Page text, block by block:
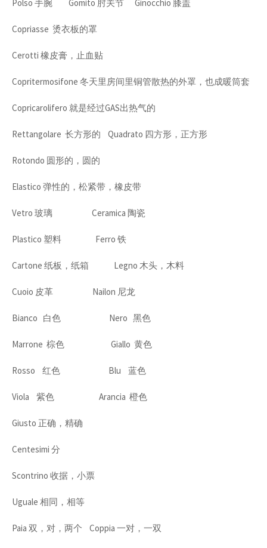
Polso 手腕 Gomito 肘关节 Ginocchio 膝盖
Copriasse 烫衣板的罩
Cerotti 橡皮膏，止血贴
Copritermosifone 冬天里房间里铜管散热的外罩，也成暖筒套
Copricarolifero 就是经过GAS出热气的
Rettangolare 长方形的 Quadrato 四方形，正方形
Rotondo 圆形的，圆的
Elastico 弹性的，松紧带，橡皮带
Vetro 玻璃 Ceramica 陶瓷
Plastico 塑料 Ferro 铁
Cartone 纸板，纸箱 Legno 木头，木料
Cuoio 皮革 Nailon 尼龙
Bianco 白色 Nero 黑色
Marrone 棕色 Giallo 黄色
Rosso 红色 Blu 蓝色
Viola 紫色 Arancia 橙色
Giusto 正确，精确
Centesimi 分
Scontrino 收据，小票
Uguale 相同，相等
Paia 双，对，两个 Coppia 一对，一双